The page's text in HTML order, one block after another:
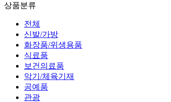
상품분류
전체
신발/가방
화장품/위생용품
식료품
보건의료품
악기/체육기재
공예품
관광